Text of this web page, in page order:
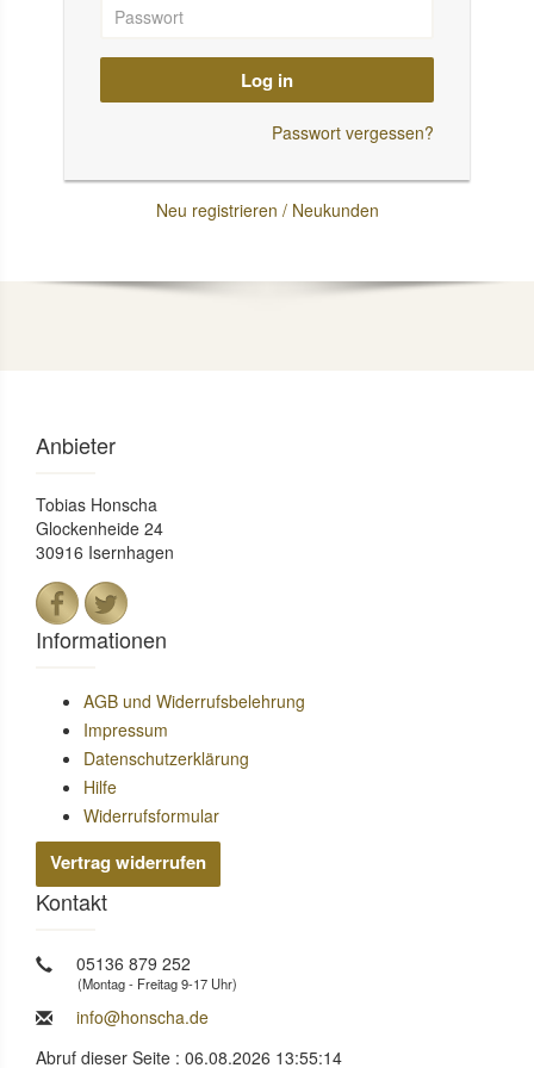
Log in
Passwort vergessen?
Neu registrieren / Neukunden
Anbieter
Tobias Honscha
Glockenheide 24
30916 Isernhagen
Informationen
AGB und Widerrufsbelehrung
Impressum
Datenschutzerklärung
Hilfe
Widerrufsformular
Vertrag widerrufen
Kontakt
05136 879 252
(Montag - Freitag 9-17 Uhr)
info@honscha.de
Abruf dieser Seite : 06.08.2026 13:55:14